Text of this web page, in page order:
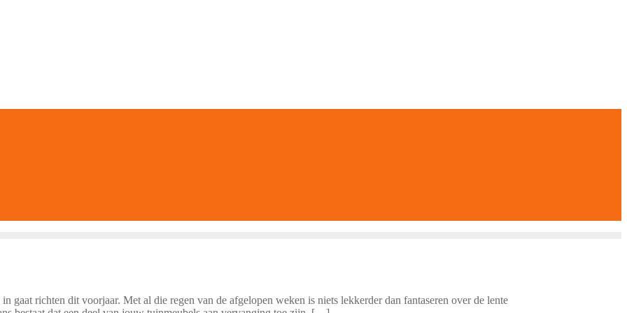
gaat richten dit voorjaar. Met al die regen van de afgelopen weken is niets lekkerder dan fantaseren over de lente